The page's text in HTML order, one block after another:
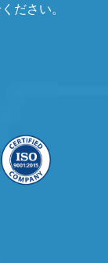
ださい。